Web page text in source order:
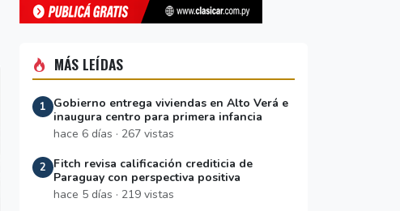
MÁS LEÍDAS
1
Gobierno entrega viviendas en Alto Verá e
inaugura centro para primera infancia
hace 6 días · 267 vistas
2
Fitch revisa calificación crediticia de
Paraguay con perspectiva positiva
hace 5 días · 219 vistas